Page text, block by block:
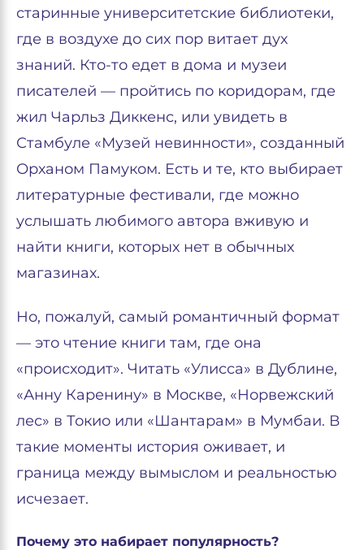
старинные университетские библиотеки,
где в воздухе до сих пор витает дух
знаний. Кто-то едет в дома и музеи
писателей — пройтись по коридорам, где
жил Чарльз Диккенс, или увидеть в
Стамбуле «Музей невинности», созданный
Орханом Памуком. Есть и те, кто выбирает
литературные фестивали, где можно
услышать любимого автора вживую и
найти книги, которых нет в обычных
магазинах.
Но, пожалуй, самый романтичный формат
— это чтение книги там, где она
«происходит». Читать «Улисса» в Дублине,
«Анну Каренину» в Москве, «Норвежский
лес» в Токио или «Шантарам» в Мумбаи. В
такие моменты история оживает, и
граница между вымыслом и реальностью
исчезает.
Почему это набирает популярность?